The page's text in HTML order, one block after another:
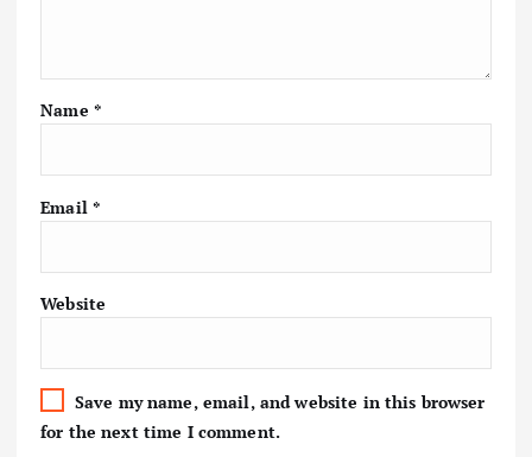
Name *
Email *
Website
Save my name, email, and website in this browser
for the next time I comment.